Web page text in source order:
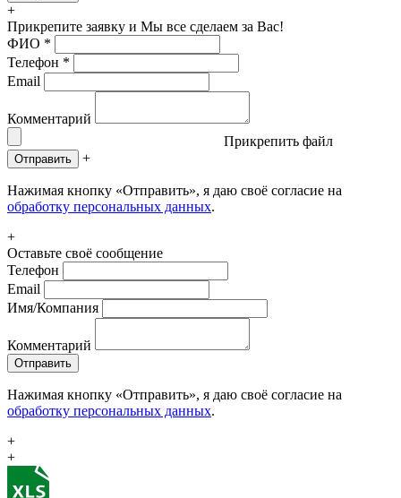
+
Прикрепите заявку и Мы все сделаем за Вас!
ФИО *
Телефон *
Email
Комментарий
Прикрепить файл
Отправить +
Нажимая кнопку «Отправить», я даю своё согласие на
обработку персональных данных.
+
Оставьте своё сообщение
Телефон
Email
Имя/Компания
Комментарий
Отправить
Нажимая кнопку «Отправить», я даю своё согласие на
обработку персональных данных.
+
+